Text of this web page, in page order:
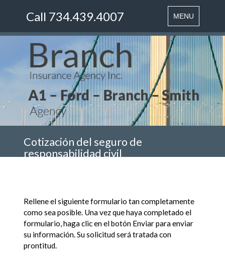
Toggle
navigation
MENU
Call 734.439.4007
Cotización del seguro de
responsabilidad civil
Rellene el siguiente formulario tan completamente
como sea posible. Una vez que haya completado el
formulario, haga clic en el botón Enviar para enviar
su información. Su solicitud será tratada con
prontitud.